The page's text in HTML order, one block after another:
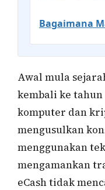
Bagaimana
Awal mula
kembali ke
komputer dan
mengusulkan
menggunakan
mengamankan
eCash tidak